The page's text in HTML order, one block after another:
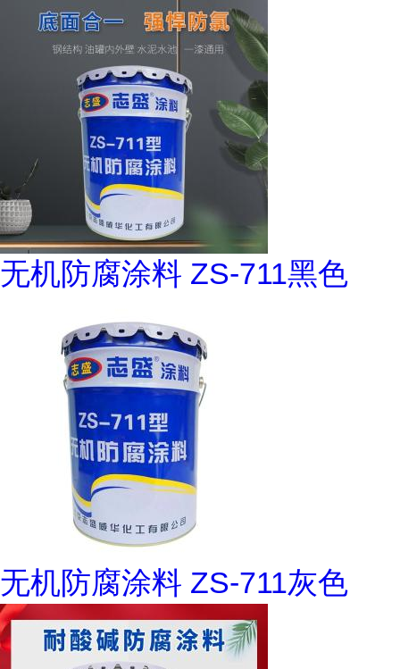
无机防腐涂料 ZS-711黑色
无机防腐涂料 ZS-711灰色